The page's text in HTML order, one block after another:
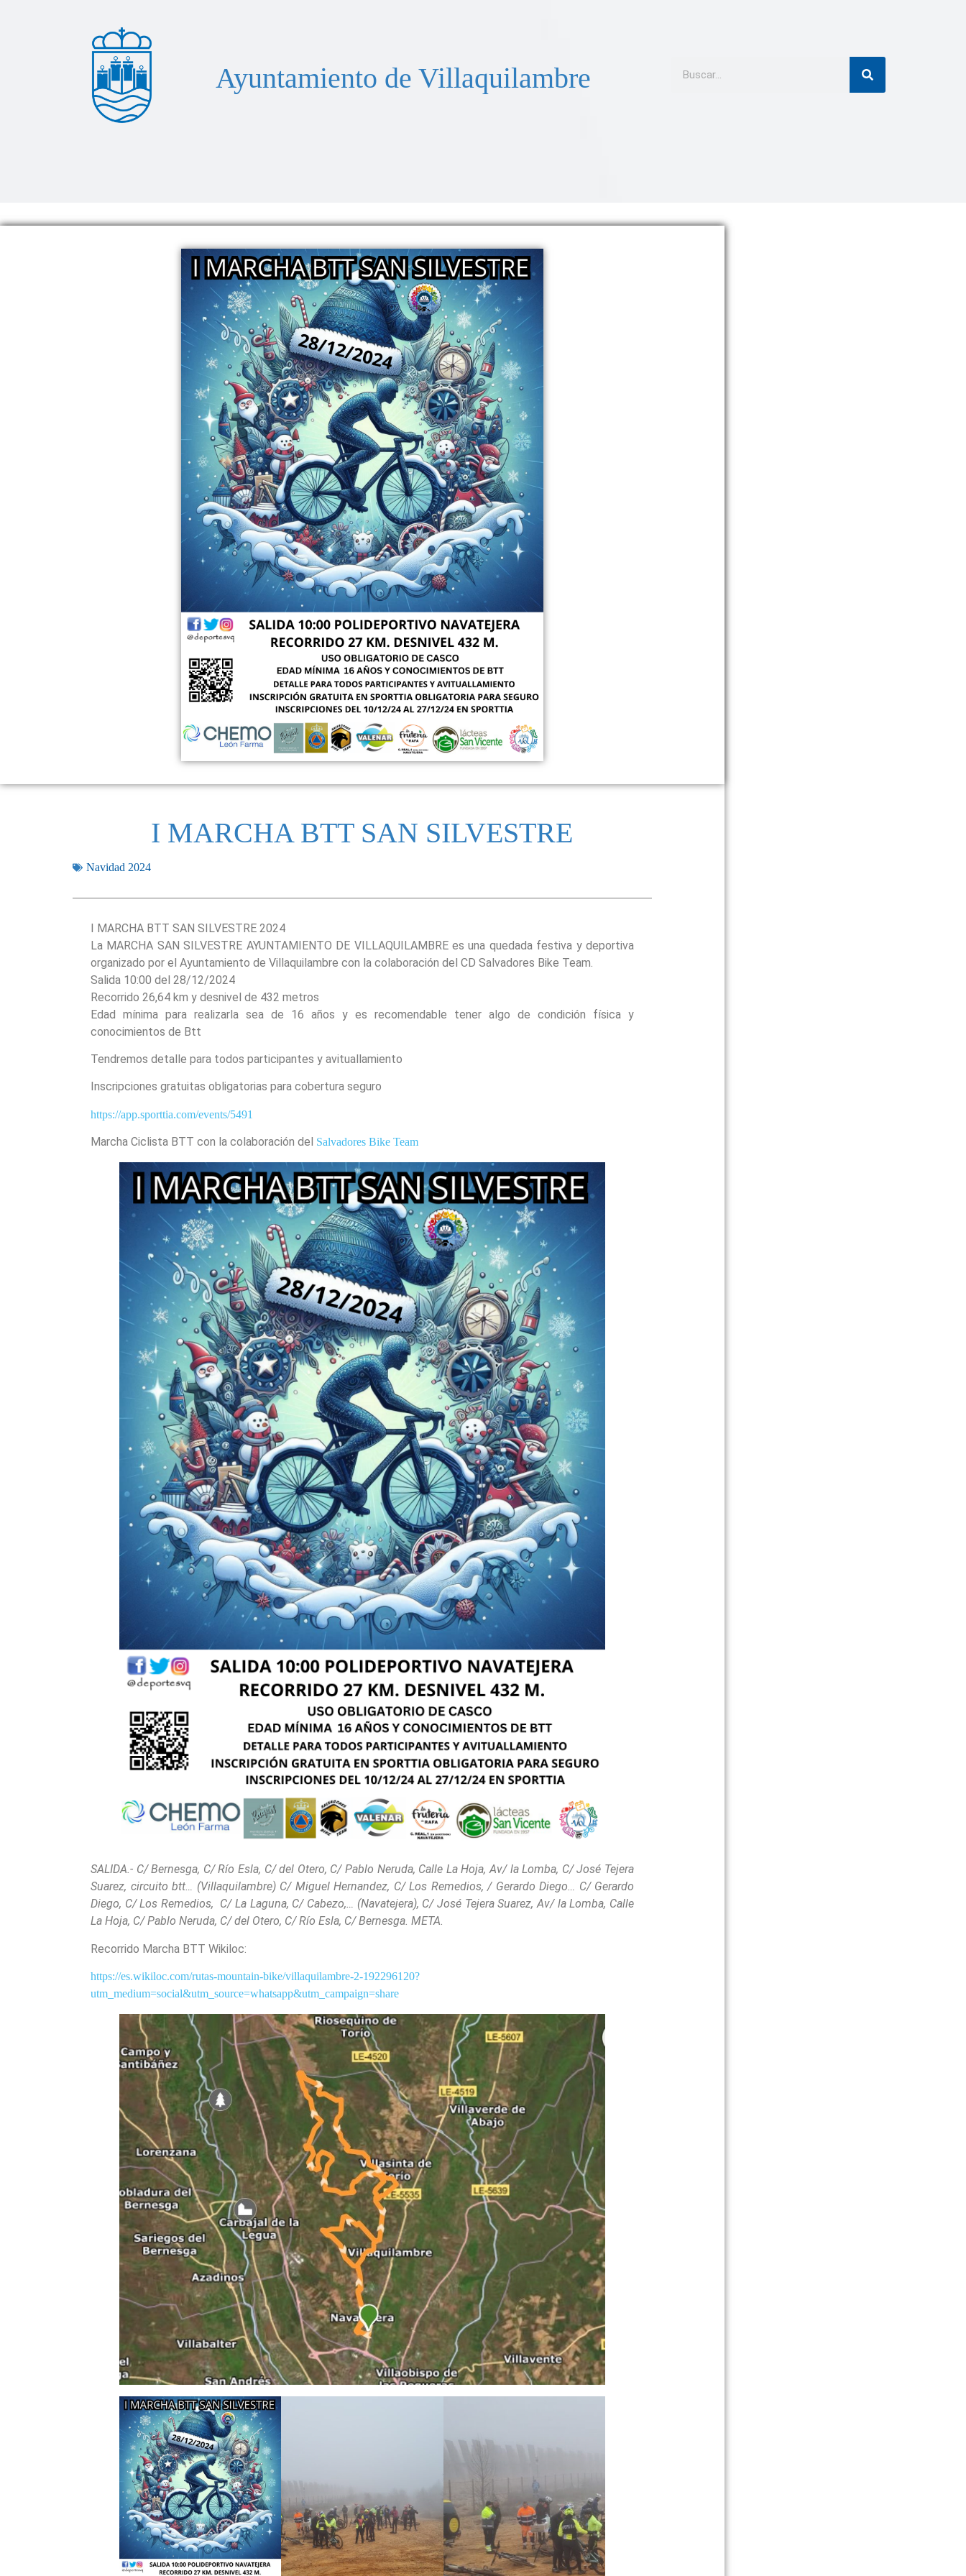
Ayuntamiento de Villaquilambre
I MARCHA BTT SAN SILVESTRE
Navidad 2024
I MARCHA BTT SAN SILVESTRE 2024
La MARCHA SAN SILVESTRE AYUNTAMIENTO DE VILLAQUILAMBRE es una quedada festiva y deportiva
organizado por el Ayuntamiento de Villaquilambre con la colaboración del CD Salvadores Bike Team.
Salida 10:00 del 28/12/2024
Recorrido 26,64 km y desnivel de 432 metros
Edad mínima para realizarla sea de 16 años y es recomendable tener algo de condición física y
conocimientos de Btt
Tendremos detalle para todos participantes y avituallamiento
Inscripciones gratuitas obligatorias para cobertura seguro
https://app.sporttia.com/events/5491
Marcha Ciclista BTT con la colaboración del Salvadores Bike Team
SALIDA.- C/ Bernesga, C/ Río Esla, C/ del Otero, C/ Pablo Neruda, Calle La Hoja, Av/ la Lomba, C/ José Tejera
Suarez, circuito btt… (Villaquilambre) C/ Miguel Hernandez, C/ Los Remedios, / Gerardo Diego… C/ Gerardo
Diego, C/ Los Remedios, C/ La Laguna, C/ Cabezo,… (Navatejera), C/ José Tejera Suarez, Av/ la Lomba, Calle
La Hoja, C/ Pablo Neruda, C/ del Otero, C/ Río Esla, C/ Bernesga. META.
Recorrido Marcha BTT Wikiloc:
https://es.wikiloc.com/rutas-mountain-bike/villaquilambre-2-192296120?
utm_medium=social&utm_source=whatsapp&utm_campaign=share